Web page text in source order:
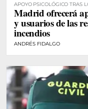
APOYO PSICOLÓGICO TRAS
Madrid ofrecerá
y usuarios de las
incendios
ANDRÉS FIDALGO